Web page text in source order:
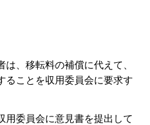
、移転料の補償に代えて、
ることを収用委員会に要求す
用委員会に意見書を提出して